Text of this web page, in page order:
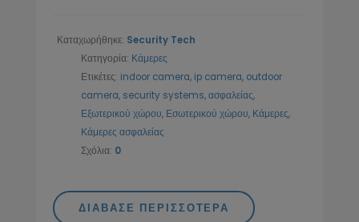
Καταχωρήθηκε: Security Tech
Κατηγορία: Κάμερες
Ετικέτες: indoor camera, ip camera, outdoor
camera, security systems,ασφαλείας,
Εξωτερικού χώρου, Εσωτερικού χώρου, Κάμερες,
Κάμερες ασφαλείας
Σχόλια: 0
ΔΙΆΒΑΣΕ ΠΕΡΙΣΣΌΤΕΡΑ
10/02/2025